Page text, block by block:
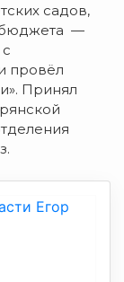
садов,
бюджета —
провёл
Принял